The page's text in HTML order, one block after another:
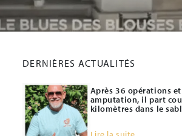
DERNIÈRES ACTUALITÉS
Après 36 opérations
amputation, il part
kilomètres dans le